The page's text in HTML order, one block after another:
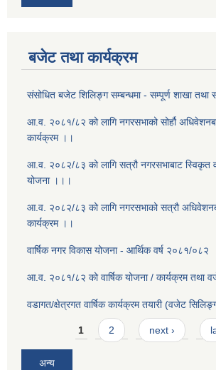
बजेट तथा कार्यक्रम
संसोधित बजेट शिलिङ्ग सम्बन्धमा - सम्पूर्ण शाखा तथा
आ.व. २०८१/८२ को लागि नगरसभाको सोर्हौ
कार्यक्रम ।।
आ.व. २०८२/८३ को लागि सत्रौ नगरसभाबाट स्विकृत
योजना ।।।
आ.व. २०८२/८३ को लागि नगरसभाको सत्रौ
कार्यक्रम ।।
वार्षिक नगर विकास योजना - आर्थिक वर्ष २०८१/०८२
आ.व. २०८१/८२ को वार्षिक योजना / कार्यक्रम तथा
वडागत/क्षेत्रगत वार्षिक कार्यक्रम तयारी (वजेट
Pages1 2 next ›
अन्य